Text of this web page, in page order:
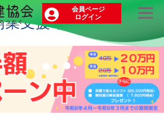
会員ページ
ログイン
業支援キャンペーン